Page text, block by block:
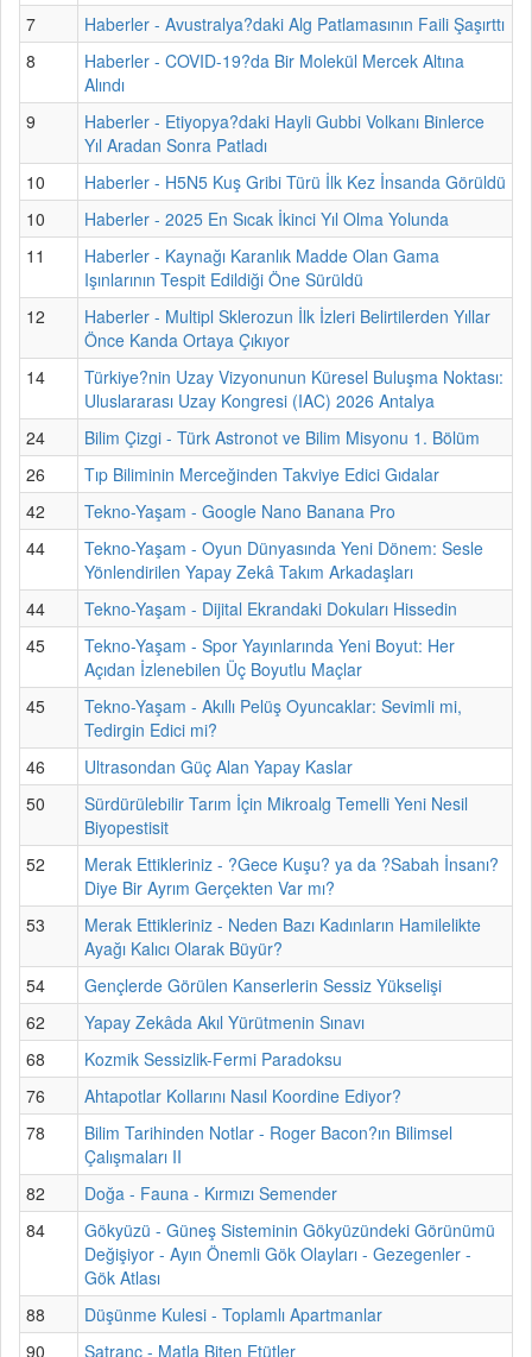
7
Haberler - Avustralya?daki Alg Patlamasının Faili Şaşırttı
8
Haberler - COVID-19?da Bir Molekül Mercek Altına
Alındı
9
Haberler - Etiyopya?daki Hayli Gubbi Volkanı Binlerce
Yıl Aradan Sonra Patladı
10
Haberler - H5N5 Kuş Gribi Türü İlk Kez İnsanda Görüldü
10
Haberler - 2025 En Sıcak İkinci Yıl Olma Yolunda
11
Haberler - Kaynağı Karanlık Madde Olan Gama
Işınlarının Tespit Edildiği Öne Sürüldü
12
Haberler - Multipl Sklerozun İlk İzleri Belirtilerden Yıllar
Önce Kanda Ortaya Çıkıyor
14
Türkiye?nin Uzay Vizyonunun Küresel Buluşma Noktası:
Uluslararası Uzay Kongresi (IAC) 2026 Antalya
24
Bilim Çizgi - Türk Astronot ve Bilim Misyonu 1. Bölüm
26
Tıp Biliminin Merceğinden Takviye Edici Gıdalar
42
Tekno-Yaşam - Google Nano Banana Pro
44
Tekno-Yaşam - Oyun Dünyasında Yeni Dönem: Sesle
Yönlendirilen Yapay Zekâ Takım Arkadaşları
44
Tekno-Yaşam - Dijital Ekrandaki Dokuları Hissedin
45
Tekno-Yaşam - Spor Yayınlarında Yeni Boyut: Her
Açıdan İzlenebilen Üç Boyutlu Maçlar
45
Tekno-Yaşam - Akıllı Pelüş Oyuncaklar: Sevimli mi,
Tedirgin Edici mi?
46
Ultrasondan Güç Alan Yapay Kaslar
50
Sürdürülebilir Tarım İçin Mikroalg Temelli Yeni Nesil
Biyopestisit
52
Merak Ettikleriniz - ?Gece Kuşu? ya da ?Sabah İnsanı?
Diye Bir Ayrım Gerçekten Var mı?
53
Merak Ettikleriniz - Neden Bazı Kadınların Hamilelikte
Ayağı Kalıcı Olarak Büyür?
54
Gençlerde Görülen Kanserlerin Sessiz Yükselişi
62
Yapay Zekâda Akıl Yürütmenin Sınavı
68
Kozmik Sessizlik-Fermi Paradoksu
76
Ahtapotlar Kollarını Nasıl Koordine Ediyor?
78
Bilim Tarihinden Notlar - Roger Bacon?ın Bilimsel
Çalışmaları II
82
Doğa - Fauna - Kırmızı Semender
84
Gökyüzü - Güneş Sisteminin Gökyüzündeki Görünümü
Değişiyor - Ayın Önemli Gök Olayları - Gezegenler -
Gök Atlası
88
Düşünme Kulesi - Toplamlı Apartmanlar
90
Satranç - Matla Biten Etütler